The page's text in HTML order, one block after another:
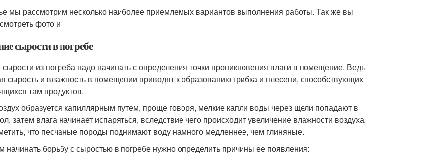
мы рассмотрим несколько наиболее приемлемых вариантов выполнения работы. Так же вы
фото и
сырости в погребе
сырости из погреба надо начинать с определения точки проникновения влаги в помещение. Ведь
сырость и влажность в помещении приводят к образованию грибка и плесени, способствующих
там продуктов.
образуется капиллярным путем, проще говоря, мелкие капли воды через щели попадают в
затем влага начинает испаряться, вследствие чего происходит увеличение влажности воздуха.
что песчаные породы поднимают воду намного медленнее, чем глиняные.
начинать борьбу с сыростью в погребе нужно определить причины ее появления: